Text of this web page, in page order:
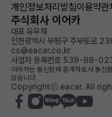
개인정보처리방침이용약관
주식회사 이어카
대표 유우재
인천광역시 부평구 주부토로
cs@eacar.co.kr
사업자 등록번호 539-88-
이어카는 통신판매 중개자로서 통신
않습니다.
Copyrightⓒ eacar. All